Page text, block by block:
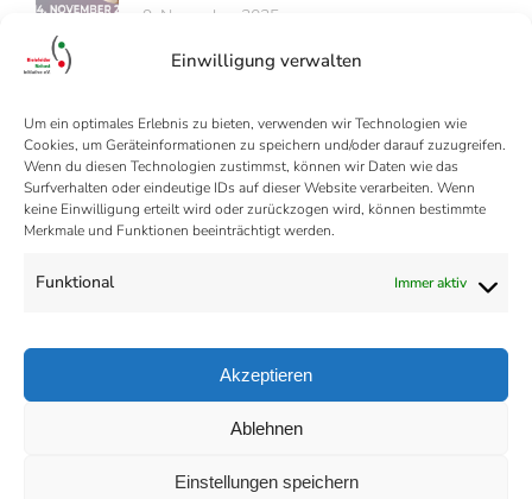
Einwilligung verwalten
Um ein optimales Erlebnis zu bieten, verwenden wir Technologien wie
Cookies, um Geräteinformationen zu speichern und/oder darauf zuzugreifen.
Wenn du diesen Technologien zustimmst, können wir Daten wie das
Surfverhalten oder eindeutige IDs auf dieser Website verarbeiten. Wenn
keine Einwilligung erteilt wird oder zurückzogen wird, können bestimmte
Merkmale und Funktionen beeinträchtigt werden.
Funktional Immer aktiv
Akzeptieren
Ablehnen
Einstellungen speichern
9. November 2025
Datenschutz